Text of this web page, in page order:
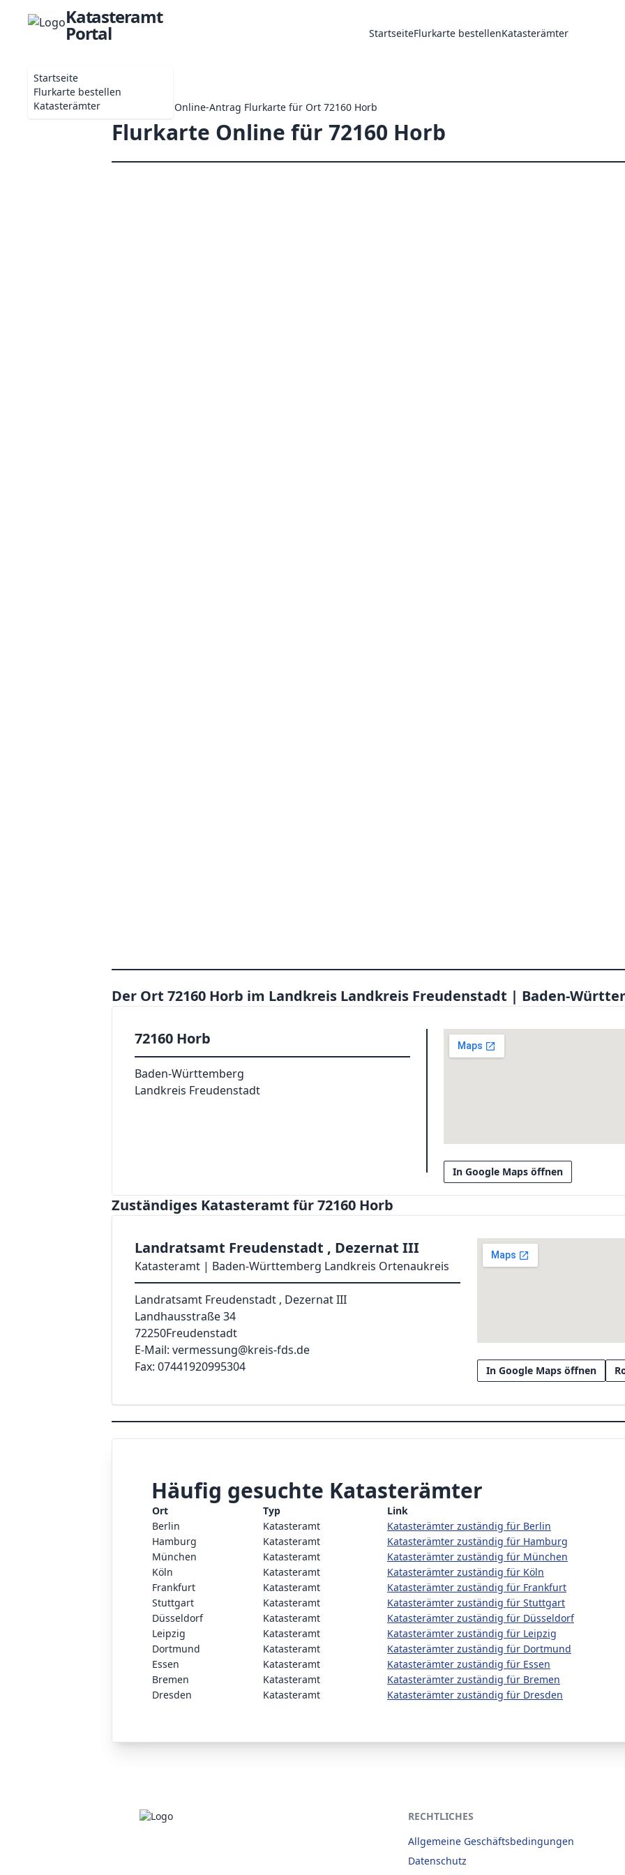
Katasteramt
Portal
Startseite
Flurkarte bestellen
Katasterämter
StartseiteFlurkarte bestellenKatasterämter
Online-Antrag Flurkarte für Ort 72160 Horb
Flurkarte Online für 72160 Horb
Der Ort 72160 Horb im Landkreis Landkreis Freudenstadt | Baden-
72160 Horb
Baden-Württemberg
Landkreis Freudenstadt
In Google Maps öffnen
Zuständiges Katasteramt für 72160 Horb
Landratsamt Freudenstadt , Dezernat III
Katasteramt | Baden-Württemberg Landkreis Ortenaukreis
Landratsamt Freudenstadt , Dezernat III
Landhausstraße 34
72250Freudenstadt
E-Mail: vermessung@kreis-fds.de
Fax: 07441920995304
In Google Maps öffnen
Häufig gesuchte Katasterämter
Ort Typ
Link
Berlin
Katasteramt
Katasterämter zuständig für Berlin
Hamburg
Katasteramt
Katasterämter zuständig für Hamburg
München
Katasteramt
Katasterämter zuständig für München
Köln
Katasteramt
Katasterämter zuständig für Köln
Frankfurt
Katasteramt
Katasterämter zuständig für Frankfurt
Stuttgart
Katasteramt
Katasterämter zuständig für Stuttgart
Düsseldorf
Katasteramt
Katasterämter zuständig für Düsseldorf
Leipzig
Katasteramt
Katasterämter zuständig für Leipzig
Dortmund
Katasteramt
Katasterämter zuständig für Dortmund
Essen
Katasteramt
Katasterämter zuständig für Essen
Bremen
Katasteramt
Katasterämter zuständig für Bremen
Dresden
Katasteramt Katasterämter zuständig für Dresden
RECHTLICHES
Allgemeine Geschäftsbedingungen
Datenschutz